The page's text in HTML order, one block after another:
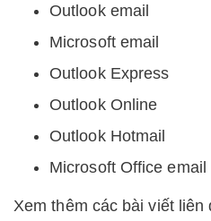
Outlook email
Microsoft email
Outlook Express
Outlook Online
Outlook Hotmail
Microsoft Office email
Xem thêm các bài viết